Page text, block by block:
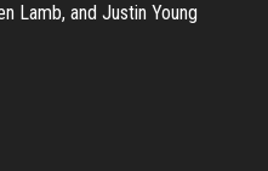
Lamb, and Justin Young